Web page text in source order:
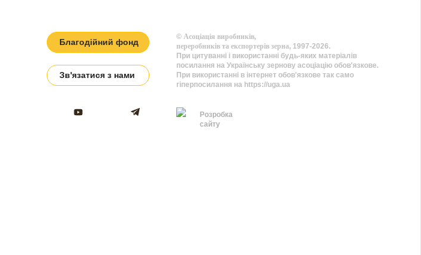
Благодійний фонд
Зв'язатися з нами
© Асоціація виробників,
переробників та експортерів зерна, 1997-2026.
При цитуванні і використанні будь-яких матеріалів
посилання на Українську зернову асоціацію обов'язкове.
При використанні в інтернет обов'язкове так само
гіперпосилання на https://uga.ua
Розробка
сайту